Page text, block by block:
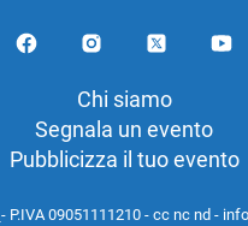
Chi siamo
Segnala un evento
Pubblicizza il tuo evento
- P.IVA 09051111210 - cc nc nd -